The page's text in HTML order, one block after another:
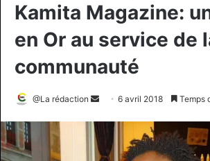
Kamita Magazine:
en Or au service de
communauté
@La rédaction
Envoyer
courriel
6 avril 2018 Temps